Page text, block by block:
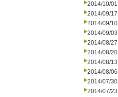
2014/10/01
2014/09/17
2014/09/10
2014/09/03
2014/08/27
2014/08/20
2014/08/13
2014/08/06
2014/07/30
2014/07/23